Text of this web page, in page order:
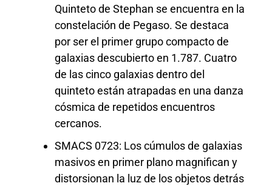
Quinteto de Stephan se encuentra en la
constelación de Pegaso. Se destaca
por ser el primer grupo compacto de
galaxias descubierto en 1.787. Cuatro
de las cinco galaxias dentro del
quinteto están atrapadas en una danza
cósmica de repetidos encuentros
cercanos.
SMACS 0723: Los cúmulos de galaxias
masivos en primer plano magnifican y
distorsionan la luz de los objetos detrás